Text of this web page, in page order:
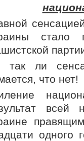
стало
так ли
что нет!
всей
одного